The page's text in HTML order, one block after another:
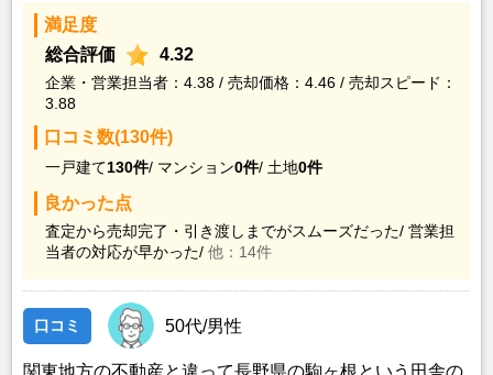
満足度
総合評価
4.32
企業・営業担当者：4.38 / 売却価格：4.46 / 売却スピード：
3.88
口コミ数(130件)
一戸建て130件/ マンション0件/ 土地0件
良かった点
査定から売却完了・引き渡しまでがスムーズだった/ 営業担
当者の対応が早かった/ 他：14件
口コミ 50代/男性